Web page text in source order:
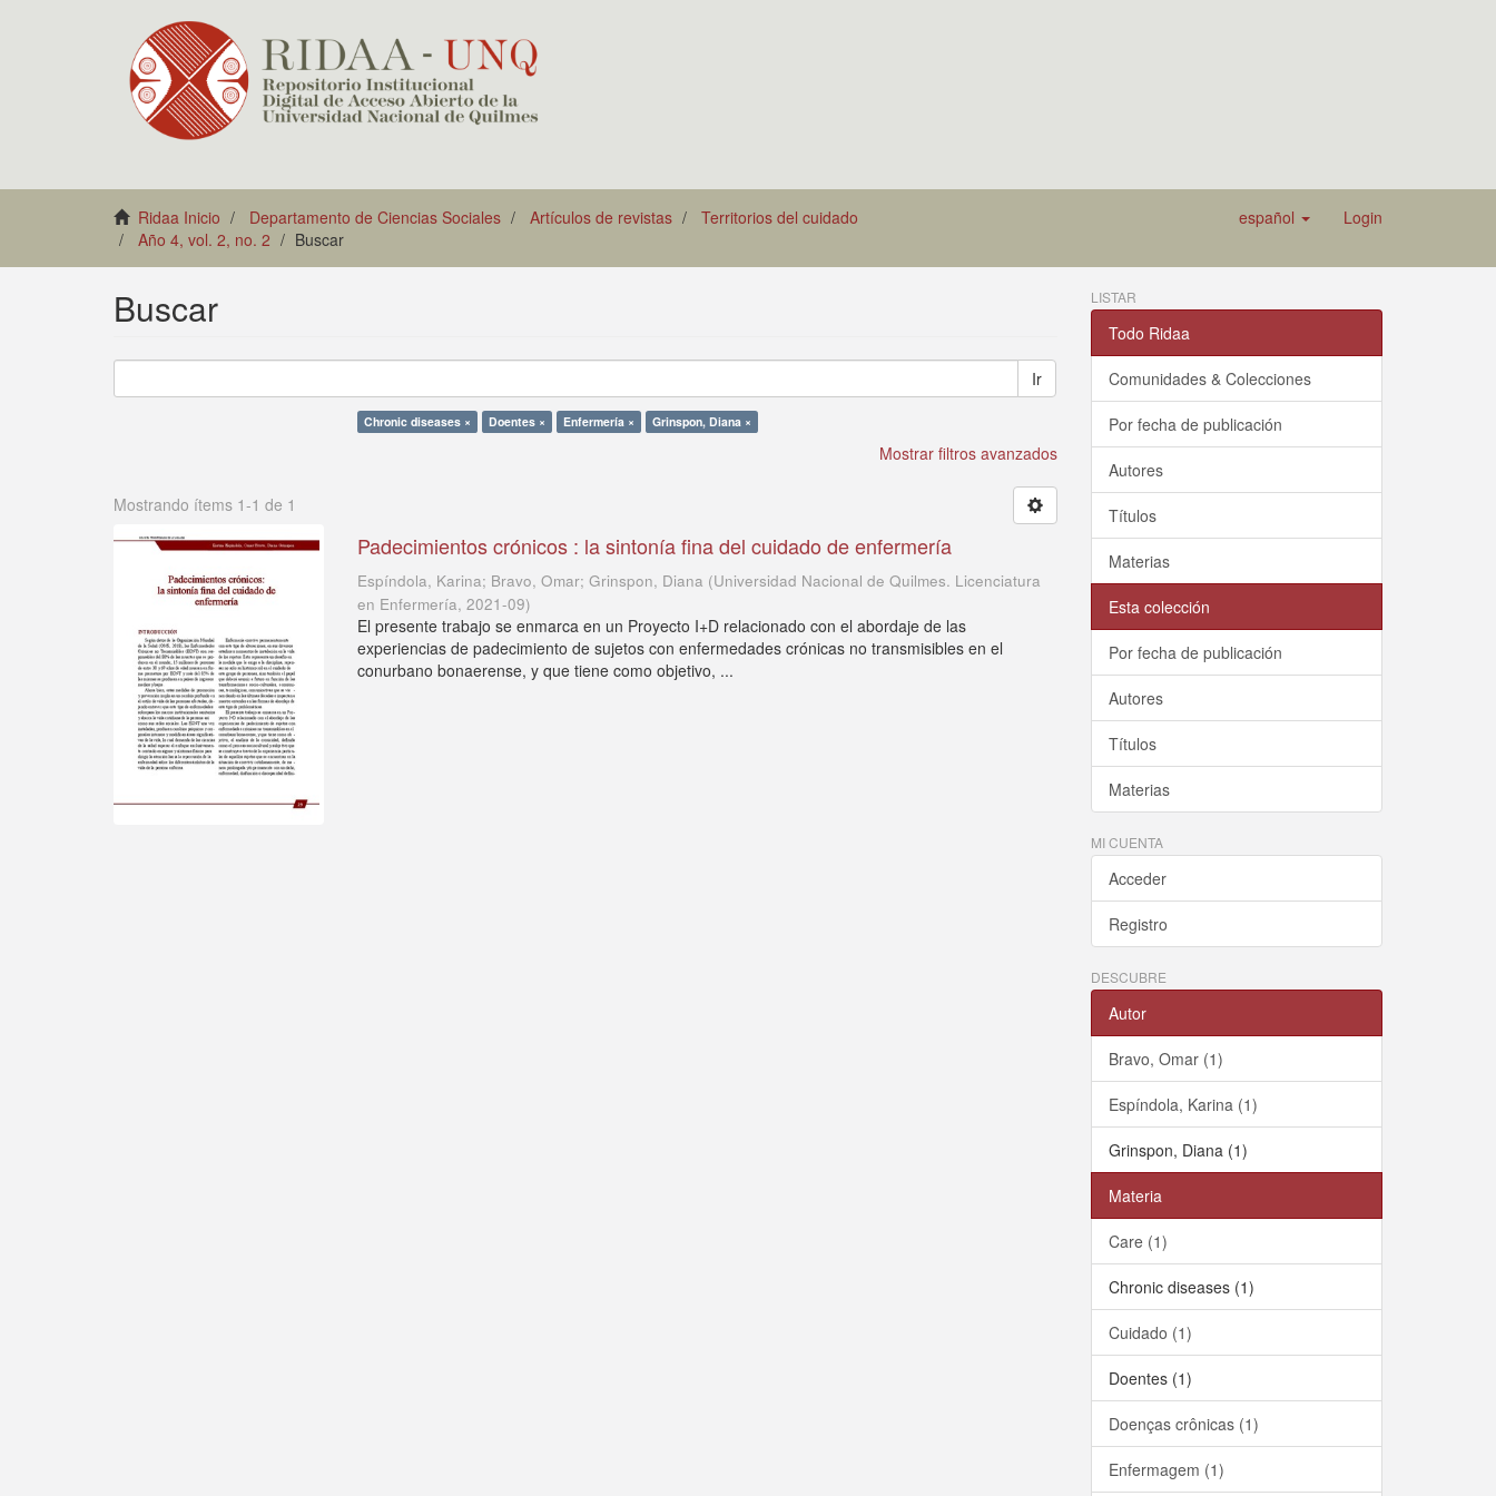
Ridaa Inicio Departamento de Ciencias Sociales Artículos de revistas
Territorios del cuidado
Año 4, vol. 2, no. 2
Buscar
español Login
Buscar
Ir
Chronic diseases × Doentes × Enfermería × Grinspon, Diana ×
Mostrar filtros avanzados
Mostrando ítems 1-1 de 1
Padecimientos crónicos : la sintonía fina del cuidado de enfermería
Espíndola, Karina; Bravo, Omar; Grinspon, Diana (Universidad Nacional de Quilmes. Licenciatura
en Enfermería,2021-09)
El presente trabajo se enmarca en un Proyecto I+D relacionado con el abordaje de las
experiencias de padecimiento de sujetos con enfermedades crónicas no transmisibles en el
conurbano bonaerense, y que tiene como objetivo, ...
LISTAR
Todo Ridaa
Comunidades & Colecciones
Por fecha de publicación
Autores
Títulos
Materias
Esta colección
Por fecha de publicación
Autores
Títulos
Materias
MI CUENTA
Acceder
Registro
DESCUBRE
Autor
Bravo, Omar (1)
Espíndola, Karina (1)
Grinspon, Diana (1)
Materia
Care (1)
Chronic diseases (1)
Cuidado (1)
Doentes (1)
Doenças crônicas (1)
Enfermagem (1)